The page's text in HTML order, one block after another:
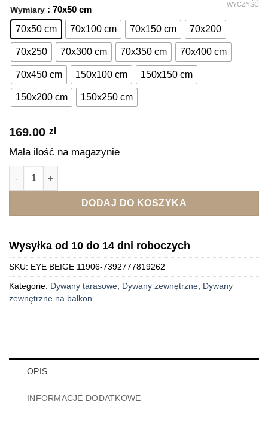
od
169.00 zł
do
1,849.00 zł
Wymiary : 70x50 cm
70x50 cm
70x100 cm 70x150 cm 70x200
70x250 70x300 cm 70x350 cm 70x400 cm
70x450 cm 150x100 cm 150x150 cm
150x200 cm 150x250 cm
WYCZYŚĆ
169.00 zł
Mała ilość na magazynie
ilość EYE BEIGE Dywan zewnętrzny winylowy beżowy
DODAJ DO KOSZYKA
Wysyłka od 10 do 14 dni roboczych
SKU: EYE BEIGE 11906-7392777819262
Kategorie: Dywany tarasowe, Dywany zewnętrzne, Dywany
zewnętrzne na balkon
OPIS
INFORMACJE DODATKOWE